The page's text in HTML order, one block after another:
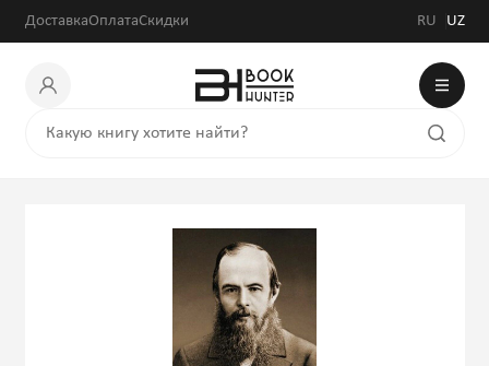
ДоставкаОплатаСкидки RU UZ